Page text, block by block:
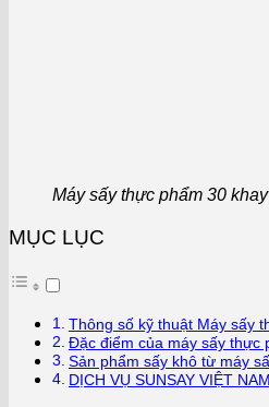
Máy sấy thực phẩm 30 khay
MỤC LỤC
Thông số kỹ thuật Máy sấy
Đặc điểm của máy sấy thực
Sản phẩm sấy khô từ máy
DỊCH VỤ SUNSAY VIỆT NAM